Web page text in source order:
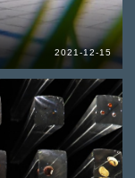
2021-12-15